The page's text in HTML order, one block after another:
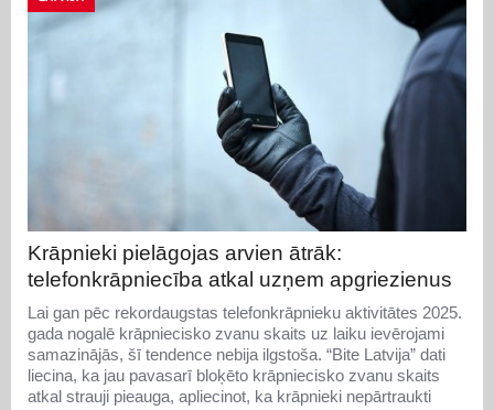
Krāpnieki pielāgojas arvien ātrāk:
telefonkrāpniecība atkal uzņem apgriezienus
Lai gan pēc rekordaugstas telefonkrāpnieku aktivitātes 2025.
gada nogalē krāpniecisko zvanu skaits uz laiku ievērojami
samazinājās, šī tendence nebija ilgstoša. “Bite Latvija” dati
liecina, ka jau pavasarī bloķēto krāpniecisko zvanu skaits
atkal strauji pieauga, apliecinot, ka krāpnieki nepārtraukti